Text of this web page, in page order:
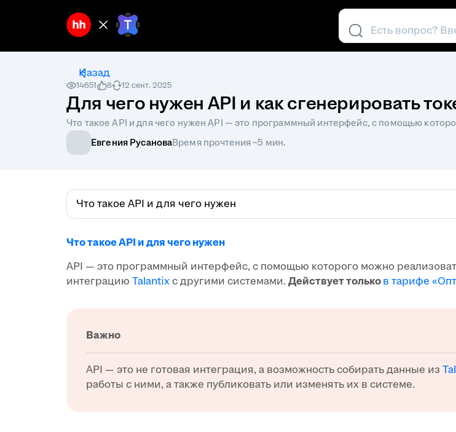
Есть вопрос?
Назад
14651 8 12 сент. 2025
Для чего нужен API и как сгенерировать
Что такое API и для чего нужен API — это программный интерфейс, с помощью
Евгения РусановаВремя прочтения ~5 мин.
Что такое API и для чего нужен
Что такое API и для чего нужен
API — это программный интерфейс, с помощью которого можно
интеграцию Talantix с другими системами. Действует только в тарифе
Важно
API — это не готовая интеграция, а возможность собирать данные из
работы с ними, а также публиковать или изменять их в системе.